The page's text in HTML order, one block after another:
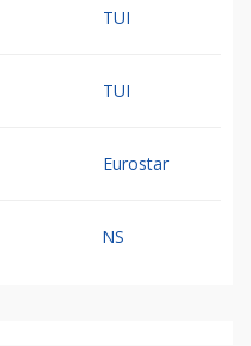
TUI
TUI
Eurostar
NS